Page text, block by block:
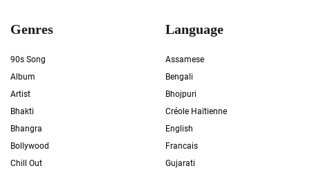
Genres
90s Song
Album
Artist
Bhakti
Bhangra
Bollywood
Chill Out
Language
Assamese
Bengali
Bhojpuri
Créole Haïtienne
English
Francais
Gujarati